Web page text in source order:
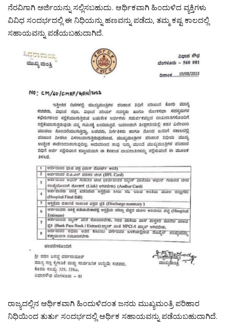
ನೆರವಿಗಾಗಿ ಅರ್ಜಿಯನ್ನು ಸಲ್ಲಿಸಬಹುದು. ಆರ್ಥಿಕವಾಗಿ ಹಿಂದುಳಿದ ವ್ಯಕ್ತಿಗಳು
ವಿವಿಧ ಸಂದರ್ಭದಲ್ಲಿ ಈ ನಿಧಿಯನ್ನು ಹಣವನ್ನು ಪಡೆದು, ತಮ್ಮ ಕಷ್ಟ ಕಾಲದಲ್ಲಿ
ಸಹಾಯವನ್ನು ಪಡೆಯಬಹುದಾಗಿದೆ.
ರಾಜ್ಯದಲ್ಲಿನ ಆರ್ಥಿಕವಾಗಿ ಹಿಂದುಳಿದಂತ ಜನರು ಮುಖ್ಯಮಂತ್ರಿ ಪರಿಹಾರ
ನಿಧಿಯಿಂದ ತುರ್ತು ಸಂದರ್ಭದಲ್ಲಿ ಆರ್ಥಿಕ ಸಹಾಯವನ್ನು ಪಡೆಯಬಹುದಾಗಿದೆ.